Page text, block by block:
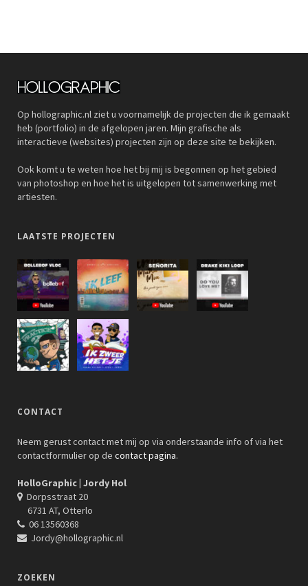
Op hollographic.nl ziet u voornamelijk de projecten die ik gemaakt
heb (portfolio) in de afgelopen jaren. Mijn grafische als
interactieve (websites) projecten zijn op deze site te bekijken.
Ook komt u te weten hoe het bij mij is begonnen op het gebied
van photoshop en hoe het is uitgelopen tot samenwerking met
artiesten.
LAATSTE PROJECTEN
CONTACT
Neem gerust contact met mij op via onderstaande info of via het
contactformulier op de contact pagina.
HolloGraphic | Jordy Hol
Dorpsstraat 20
6731 AT, Otterlo
06 13560368
Jordy@hollographic.nl
ZOEKEN